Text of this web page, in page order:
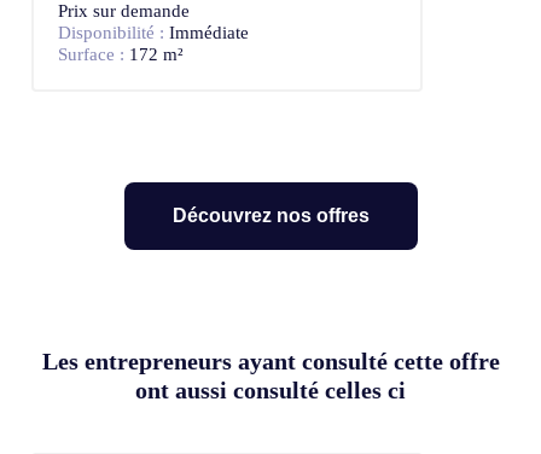
Prix sur demande
Disponibilité : Immédiate
Surface : 172 m²
Découvrez nos offres
Les entrepreneurs ayant consulté cette offre
ont aussi consulté celles ci